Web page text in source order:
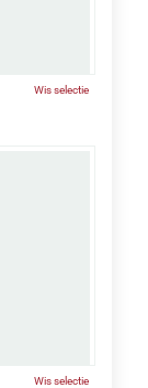
Wis selectie
Wis selectie